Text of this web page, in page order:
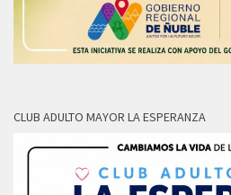
CLUB ADULTO MAYOR LA ESPERANZA